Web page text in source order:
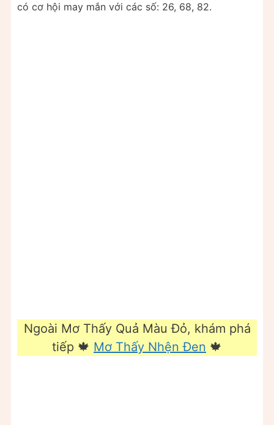
có cơ hội may mắn với các số: 26, 68, 82.
Ngoài Mơ Thấy Quả Màu Đỏ, khám phá
tiếp 🍁 Mơ Thấy Nhện Đen 🍁